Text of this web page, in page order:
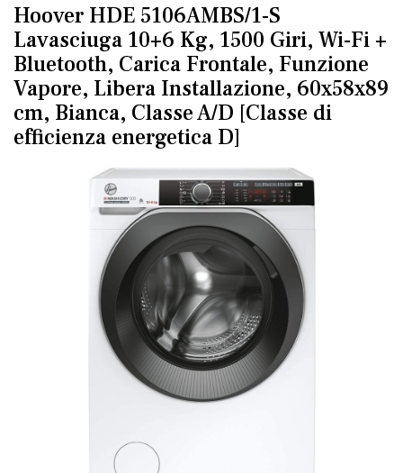
Hoover HDE 5106AMBS/1-S
Lavasciuga 10+6 Kg, 1500 Giri, Wi-Fi +
Bluetooth, Carica Frontale, Funzione
Vapore, Libera Installazione, 60x58x89
cm, Bianca, Classe A/D [Classe di
efficienza energetica D]